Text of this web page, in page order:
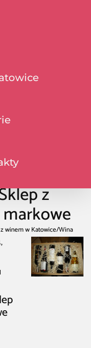
z
winem w Katowice/Wina
markowe